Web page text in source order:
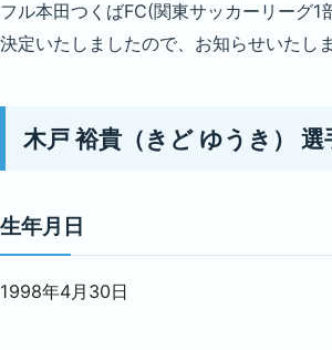
フル本田つくばFC(関東サッカーリーグ1
決定いたしましたので、お知らせいたしま
木戸 裕貴（きど ゆうき） 選
生年月日
1998年4月30日